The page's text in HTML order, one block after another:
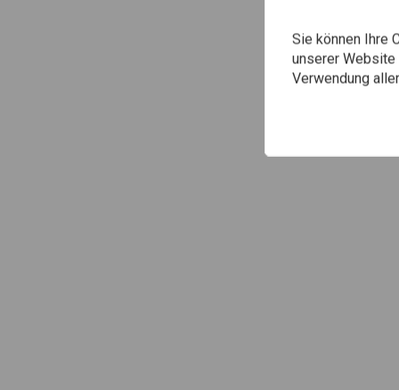
Sie können Ihre
unserer Website
Verwendung